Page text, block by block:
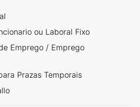
ou Laboral Fixo
Emprego / Emprego
Prazas Temporais